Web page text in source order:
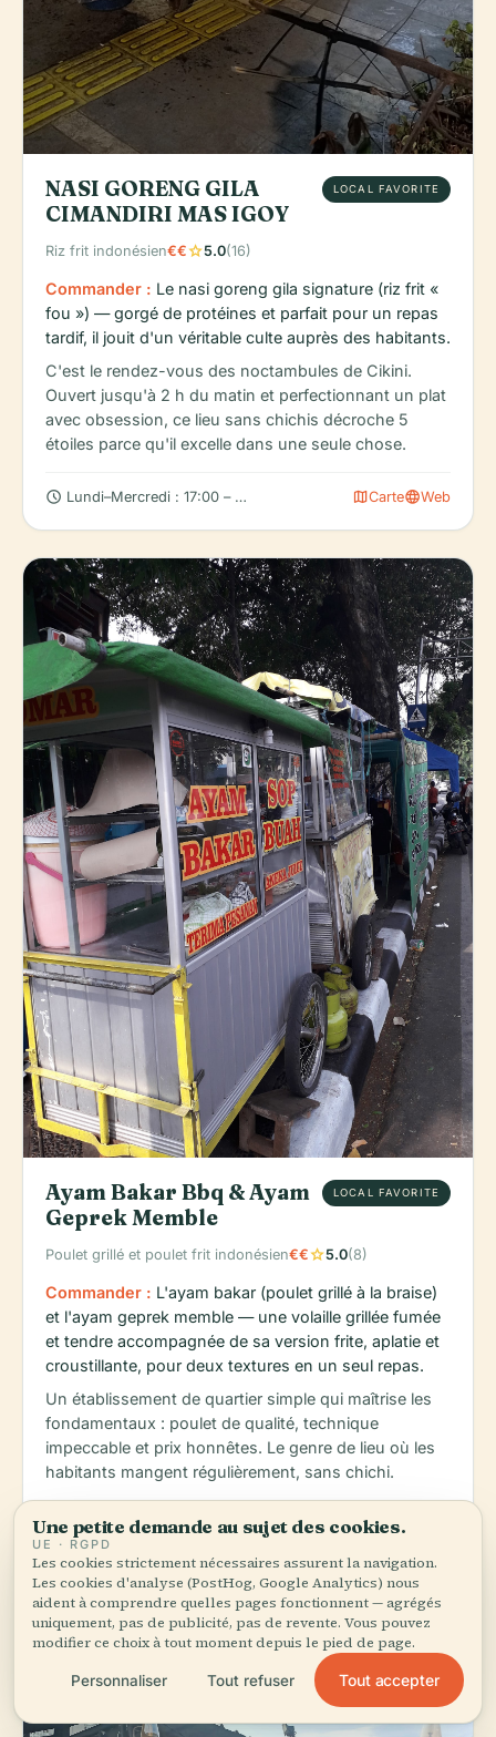
NASI GORENG GILA
CIMANDIRI MAS IGOY
LOCAL FAVORITE
Riz frit indonésien€€star5.0(16)
Commander : Le nasi goreng gila signature (riz frit «
fou ») — gorgé de protéines et parfait pour un repas
tardif, il jouit d'un véritable culte auprès des habitants.
C'est le rendez-vous des noctambules de Cikini.
Ouvert jusqu'à 2 h du matin et perfectionnant un plat
avec obsession, ce lieu sans chichis décroche 5
étoiles parce qu'il excelle dans une seule chose.
schedule Lundi–Mercredi : 17:00 – 02:00 mapCartelanguageWeb
Ayam Bakar Bbq & Ayam
Geprek Memble
LOCAL FAVORITE
Poulet grillé et poulet frit indonésien€€star5.0(8)
Commander : L'ayam bakar (poulet grillé à la braise)
et l'ayam geprek memble — une volaille grillée fumée
et tendre accompagnée de sa version frite, aplatie et
croustillante, pour deux textures en un seul repas.
Un établissement de quartier simple qui maîtrise les
fondamentaux : poulet de qualité, technique
impeccable et prix honnêtes. Le genre de lieu où les
habitants mangent régulièrement, sans chichi.
schedule Lundi–Mercredi : 10:30 – 22:00 map
Une petite demande au sujet des cookies.
UE · RGPD
Les cookies strictement nécessaires assurent la navigation.
Les cookies d'analyse (PostHog, Google Analytics) nous
aident à comprendre quelles pages fonctionnent — agrégés
uniquement, pas de publicité, pas de revente. Vous pouvez
modifier ce choix à tout moment depuis le pied de page.
Personnaliser Tout refuser Tout accepter